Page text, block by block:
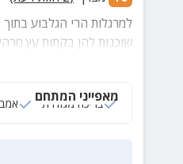
למרגלות הרי הגלבוע
שוכנות להן בקתות עץ
כפרית שקטה ,ציוץ של
מאפייני המתחם
בריכה מגודרת